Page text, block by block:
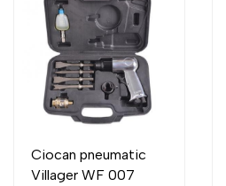
Ciocan pneumatic
Villager WF 007